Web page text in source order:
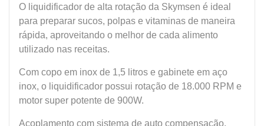
O liquidificador de alta rotação da Skymsen é ideal
para preparar sucos, polpas e vitaminas de maneira
rápida, aproveitando o melhor de cada alimento
utilizado nas receitas.
Com copo em inox de 1,5 litros e gabinete em aço
inox, o liquidificador possui rotação de 18.000 RPM e
motor super potente de 900W.
Acoplamento com sistema de auto compensação,